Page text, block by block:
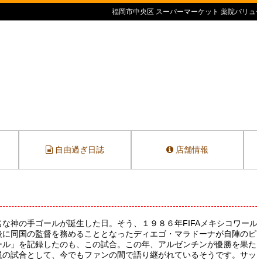
福岡市中央区 スーパーマーケット 薬院バリュ
自由過ぎ日誌 店舗情報
な神の手ゴールが誕生した日。そう、１９８６年FIFAメキシコワー
同国の監督を務めることとなったディエゴ・マラドーナが自陣の
」を記録したのも、この試合。この年、アルゼンチンが優勝を果
試合として、今でもファンの間で語り継がれているそうです。サ